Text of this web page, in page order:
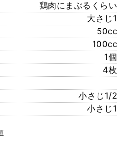
鶏肉にまぶるくらい
大さじ1
50cc
100cc
1個
4枚
小さじ1/2
小さじ1